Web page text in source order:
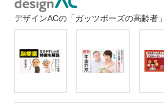
デザインACの「ガッツポーズの高齢者